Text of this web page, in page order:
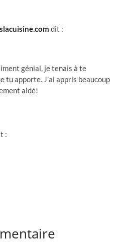
dit :
génial, je tenais à te
tu apporte. J’ai appris beaucoup
aidé!
: